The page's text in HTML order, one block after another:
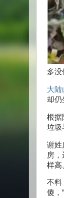
多没
大陆
却仍
根据
垃圾
谢姓
房
样高
不料
傻，